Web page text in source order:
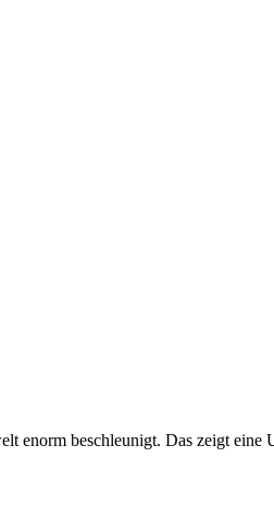
enorm beschleunigt. Das zeigt eine